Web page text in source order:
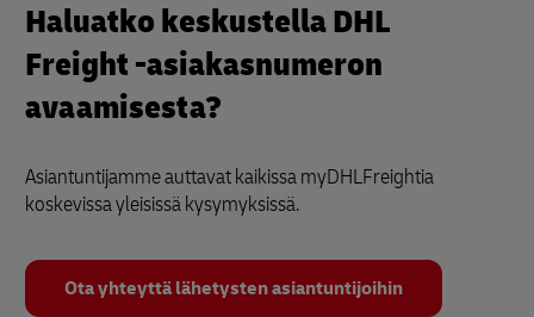
Haluatko keskustella DHL
Freight -asiakasnumeron
avaamisesta?
Asiantuntijamme auttavat kaikissa myDHLFreightia
koskevissa yleisissä kysymyksissä.
Ota yhteyttä lähetysten asiantuntijoihin